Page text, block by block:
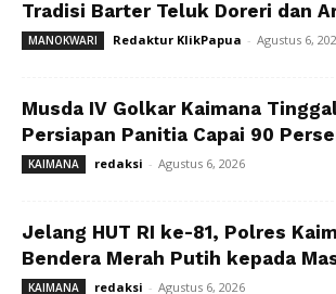
Tradisi Barter Teluk Doreri dan
MANOKWARI Redaktur KlikPapua - Agustus 6,
Musda IV Golkar Kaimana
Persiapan Panitia Capai 90
KAIMANA redaksi - Agustus 6, 2026
Jelang HUT RI ke-81, Polres
Bendera Merah Putih kepada
KAIMANA redaksi - Agustus 6, 2026